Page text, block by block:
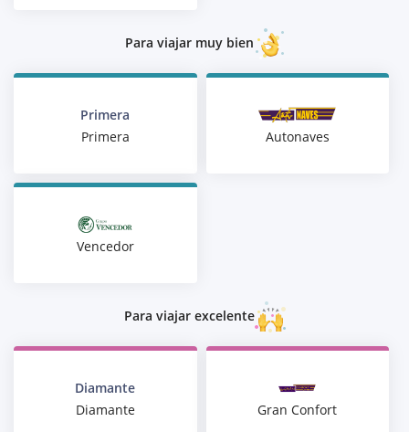
Para viajar muy bien
Primera
Primera
Autonaves
Vencedor
Para viajar excelente
Diamante
Diamante
Gran Confort